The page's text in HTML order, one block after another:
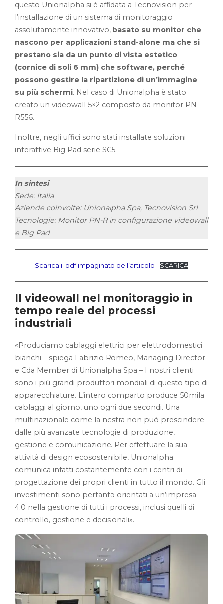
questo Unionalpha si è affidata a Tecnovision per
l’installazione di un sistema di monitoraggio
assolutamente innovativo, basato su monitor che
nascono per applicazioni stand-alone ma che si
prestano sia da un punto di vista estetico
(cornice di soli 6 mm) che software, perché
possono gestire la ripartizione di un’immagine
su più schermi. Nel caso di Unionalpha è stato
creato un videowall 5×2 composto da monitor PN-
R556.
Inoltre, negli uffici sono stati installate soluzioni
interattive Big Pad serie SC5.
In sintesi
Sede: Italia
Aziende coinvolte: Unionalpha Spa, Tecnovision Srl
Tecnologie: Monitor PN-R in configurazione videowall
e Big Pad
Scarica il pdf impaginato dell’articolo SCARICA
Il videowall nel monitoraggio in
tempo reale dei processi
industriali
«Produciamo cablaggi elettrici per elettrodomestici
bianchi – spiega Fabrizio Romeo, Managing Director
e Cda Member di Unionalpha Spa – I nostri clienti
sono i più grandi produttori mondiali di questo tipo di
apparecchiature. L’intero comparto produce 50mila
cablaggi al giorno, uno ogni due secondi. Una
multinazionale come la nostra non può prescindere
dalle più avanzate tecnologie di produzione,
gestione e comunicazione. Per effettuare la sua
attività di design ecosostenibile, Unionalpha
comunica infatti costantemente con i centri di
progettazione dei propri clienti in tutto il mondo. Gli
investimenti sono pertanto orientati a un’impresa
4.0 nella gestione di tutti i processi, inclusi quelli di
controllo, gestione e decisionali».